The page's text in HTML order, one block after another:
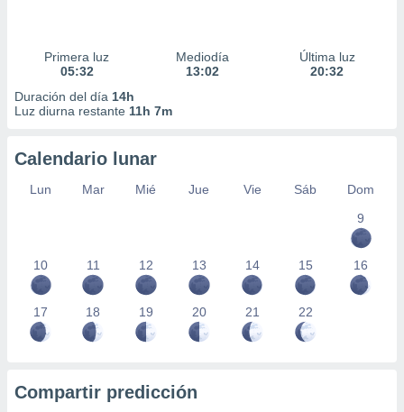
Primera luz
05:32
Mediodía
13:02
Última luz
20:32
Duración del día 14h
Luz diurna restante 11h 7m
Calendario lunar
Lun Mar Mié Jue Vie Sáb
Dom
9
10 11 12 13 14 15 16
17 18 19 20 21 22
Compartir predicción